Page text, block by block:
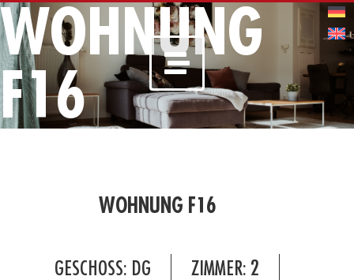
WOHNUNG
F16
WOHNUNG F16
GESCHOSS: DG ZIMMER: 2